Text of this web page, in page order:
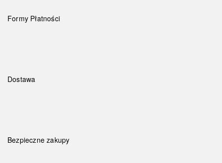
Formy Płatności
Dostawa
Bezpieczne zakupy